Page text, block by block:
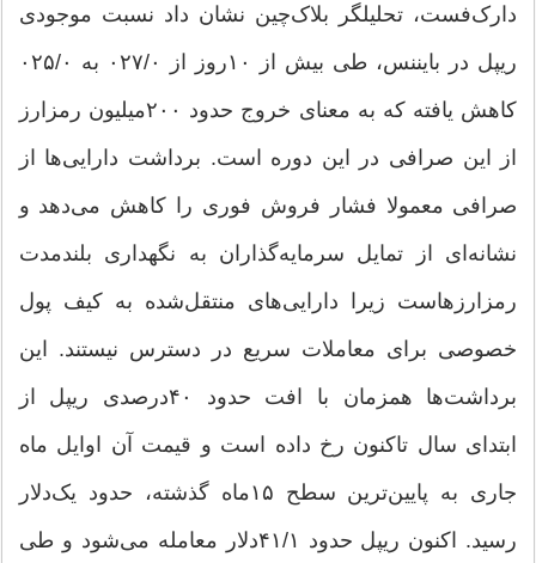
دارک‌فست، تحلیلگر بلاک‌چین نشان داد نسبت موجودی
ریپل در بایننس، طی بیش از ۱۰روز از ۰۲۷/‌‌۰ به ۰۲۵/‌‌۰
کاهش یافته که به معنای خروج حدود ۲۰۰‌میلیون رمزارز
از این صرافی در این دوره است. برداشت دارایی‌ها از
صرافی معمولا فشار فروش فوری را کاهش می‌دهد و
نشانه‌ای از تمایل سرمایه‌گذاران به نگهداری بلندمدت
رمزارزهاست زیرا دارایی‌های منتقل‌‌شده به کیف پول
خصوصی برای معاملات سریع در دسترس نیستند. این
برداشت‌ها همزمان با افت حدود ۴۰‌درصدی ریپل از
ابتدای سال تاکنون رخ داده است و قیمت آن اوایل ماه
جاری به پایین‌ترین سطح ۱۵ماه گذشته، حدود یک‌دلار
رسید. اکنون ریپل حدود ۴۱/‌‌۱دلار معامله می‌شود و طی